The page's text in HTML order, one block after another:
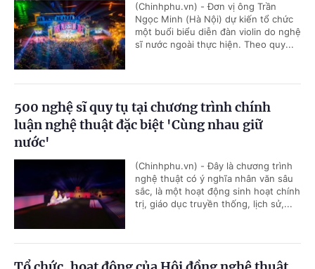
(Chinhphu.vn) - Đơn vị ông Trần
Ngọc Minh (Hà Nội) dự kiến tổ chức
một buổi biểu diễn đàn violin do nghệ
sĩ nước ngoài thực hiện. Theo quy...
500 nghệ sĩ quy tụ tại chương trình chính
luận nghệ thuật đặc biệt 'Cùng nhau giữ
nước'
(Chinhphu.vn) - Đây là chương trình
nghệ thuật có ý nghĩa nhân văn sâu
sắc, là một hoạt động sinh hoạt chính
trị, giáo dục truyền thống, lịch sử,...